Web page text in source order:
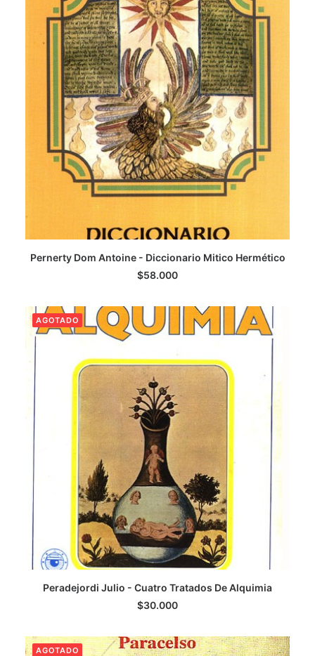
LEER MÁS
Pernerty Dom Antoine - Diccionario Mitico Hermético
$58.000
AGOTADO
LEER MÁS
Peradejordi Julio - Cuatro Tratados De Alquimia
$30.000
AGOTADO